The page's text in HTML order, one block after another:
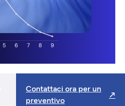
Contattaci ora per un
preventivo